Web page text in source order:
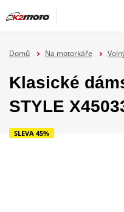
Domů Na motorkáře
Klasické
STYLE
SLEVA 45%